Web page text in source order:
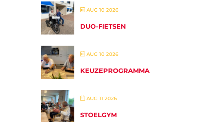
AUG 10 2026
DUO-FIETSEN
AUG 10 2026
KEUZEPROGRAMMA
AUG 11 2026
STOELGYM